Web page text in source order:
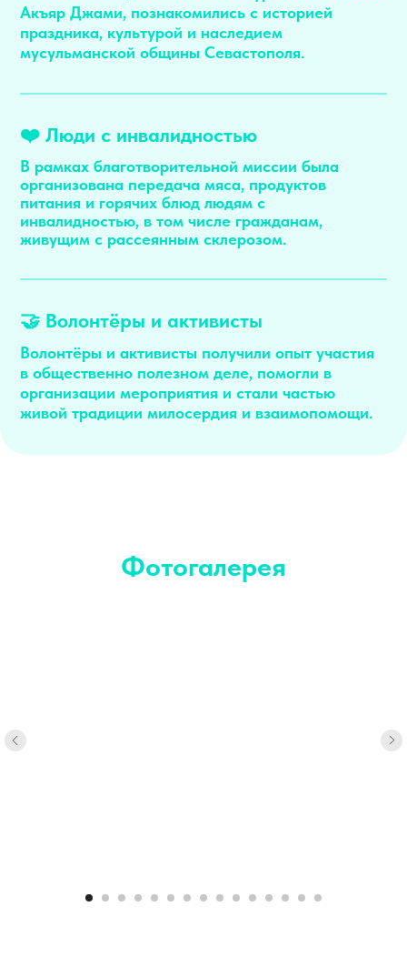
Акъяр Джами, познакомились с историей
праздника, культурой и наследием
мусульманской общины Севастополя.
❤️ Люди с инвалидностью
В рамках благотворительной миссии была
организована передача мяса, продуктов
питания и горячих блюд людям с
инвалидностью, в том числе гражданам,
живущим с рассеянным склерозом.
🤝 Волонтёры и активисты
Волонтёры и активисты получили опыт участия
в общественно полезном деле, помогли в
организации мероприятия и стали частью
живой традиции милосердия и взаимопомощи.
Фотогалерея